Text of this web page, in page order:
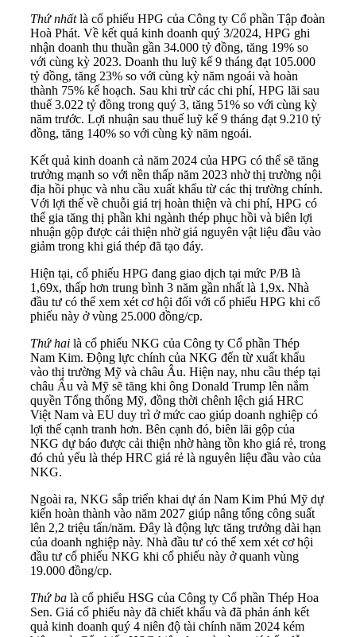
Thứ nhấtlà cổ phiếu HPG của Công ty Cổ phần Tập đoàn
Hoà Phát. Về kết quả kinh doanh quý 3/2024, HPG ghi
nhận doanh thu thuần gần 34.000 tỷ đồng, tăng 19% so
với cùng kỳ 2023. Doanh thu luỹ kế 9 tháng đạt 105.000
tỷ đồng, tăng 23% so với cùng kỳ năm ngoái và hoàn
thành 75% kế hoạch. Sau khi trừ các chi phí, HPG lãi sau
thuế 3.022 tỷ đồng trong quý 3, tăng 51% so với cùng kỳ
năm trước. Lợi nhuận sau thuế luỹ kế 9 tháng đạt 9.210 tỷ
đồng, tăng 140% so với cùng kỳ năm ngoái.
Kết quả kinh doanh cả năm 2024 của HPG có thể sẽ tăng
trưởng mạnh so với nền thấp năm 2023 nhờ thị trường nội
địa hồi phục và nhu cầu xuất khẩu từ các thị trường chính.
Với lợi thế về chuỗi giá trị hoàn thiện và chi phí, HPG có
thể gia tăng thị phần khi ngành thép phục hồi và biên lợi
nhuận gộp được cải thiện nhờ giá nguyên vật liệu đầu vào
giảm trong khi giá thép đã tạo đáy.
Hiện tại, cổ phiếu HPG đang giao dịch tại mức P/B là
1,69x, thấp hơn trung bình 3 năm gần nhất là 1,9x. Nhà
đầu tư có thể xem xét cơ hội đối với cổ phiếu HPG khi cổ
phiếu này ở vùng 25.000 đồng/cp.
Thứ hai là cổ phiếu NKG của Công ty Cổ phần Thép
Nam Kim. Động lực chính của NKG đến từ xuất khẩu
vào thị trường Mỹ và châu Âu. Hiện nay, nhu cầu thép tại
châu Âu và Mỹ sẽ tăng khi ông Donald Trump lên nắm
quyền Tổng thống Mỹ, đồng thời chênh lệch giá HRC
Việt Nam và EU duy trì ở mức cao giúp doanh nghiệp có
lợi thế cạnh tranh hơn. Bên cạnh đó, biên lãi gộp của
NKG dự báo được cải thiện nhờ hàng tồn kho giá rẻ, trong
đó chủ yếu là thép HRC giá rẻ là nguyên liệu đầu vào của
NKG.
Ngoài ra, NKG sắp triển khai dự án Nam Kim Phú Mỹ dự
kiến hoàn thành vào năm 2027 giúp nâng tổng công suất
lên 2,2 triệu tấn/năm. Đây là động lực tăng trưởng dài hạn
của doanh nghiệp này. Nhà đầu tư có thể xem xét cơ hội
đầu tư cổ phiếu NKG khi cổ phiếu này ở quanh vùng
19.000 đồng/cp.
Thứ ba là cổ phiếu HSG của Công ty Cổ phần Thép Hoa
Sen. Giá cổ phiếu này đã chiết khẩu và đã phản ánh kết
quả kinh doanh quý 4 niên độ tài chính năm 2024 kém